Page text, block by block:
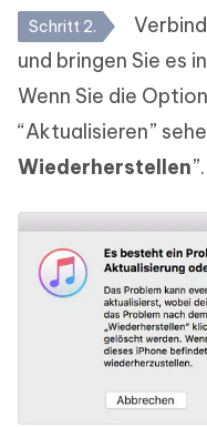
Schritt 2.
und bringen Sie es
Wenn Sie die
“Aktualisieren”
Wiederherstellen”.